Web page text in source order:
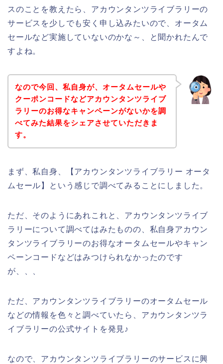
スのことを教えたら、アカウンタンツライブラリーの
サービスを少しでも安く申し込みたいので、オータム
セールなど実施していないのかな～、と聞かれたんで
すよね。
なので今回、私自身が、オータムセールや
クーポンコードなどアカウンタンツライブ
ラリーのお得なキャンペーンがないかを調
べてみた結果をシェアさせていただきま
す。
まず、私自身、【アカウンタンツライブラリー オータ
ムセール】という感じで調べてみることにしました。
ただ、そのようにあれこれと、アカウンタンツライブ
ラリーについて調べてはみたものの、私自身アカウン
タンツライブラリーのお得なオータムセールやキャン
ペーンコードなどはみつけられなかったのです
が、、、
ただ、アカウンタンツライブラリーのオータムセール
などの情報を色々と調べていたら、アカウンタンツラ
イブラリーの公式サイトを発見♪
なので、アカウンタンツライブラリーのサービスに興